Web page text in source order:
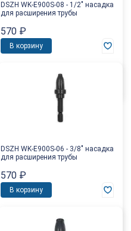
DSZH WK-E900S-08 - 1/2" насадка
для расширения трубы
570 ₽
В корзину
DSZH WK-E900S-06 - 3/8" насадка
для расширения трубы
570 ₽
В корзину